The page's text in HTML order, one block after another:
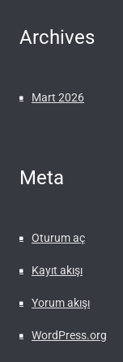
Archives
Mart 2026
Meta
Oturum aç
Kayıt akışı
Yorum akışı
WordPress.org